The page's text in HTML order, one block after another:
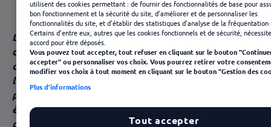
Donner du sens en accompagnant ses équipes vers
une consommation plus responsable
La carte cadeau est une bonne manière de montrer
de lareconnaissanceet de l’intérêt à ses
collaborateurs tout en leur permettant d’améliorer
leur pouvoir d’achat. Cadeau plus personnel qu’une
prime, la carte cadeau offre la liberté de pouvoir
être dépensée comme les salariés le souhaitent, pour
des achats du quotidien ou des achats plaisir.
utilisent des cookies permettant : de fournir des fonctionnalités de base pour
bon fonctionnement et la sécurité du site, d'améliorer et de personnaliser les
fonctionnalités du site, et d'établir des statistiques d'analyse de la fréquentation
Certains d'entre eux, autres que les cookies fonctionnels et de sécurité,
accord pour être déposés.
Vous pouvez tout accepter, tout refuser en cliquant sur le bouton
accepter" ou personnaliser vos choix. Vous pourrez retirer votre
modifier vos choix à tout moment en cliquant sur le bouton "Gestion des
Plus d'informations
Tout accepter